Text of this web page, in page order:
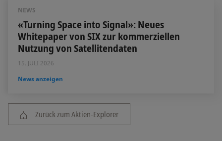
NEWS
«Turning Space into Signal»: Neues
Whitepaper von SIX zur kommerziellen
Nutzung von Satellitendaten
15. JULI 2026
News anzeigen
Zurück zum Aktien-Explorer